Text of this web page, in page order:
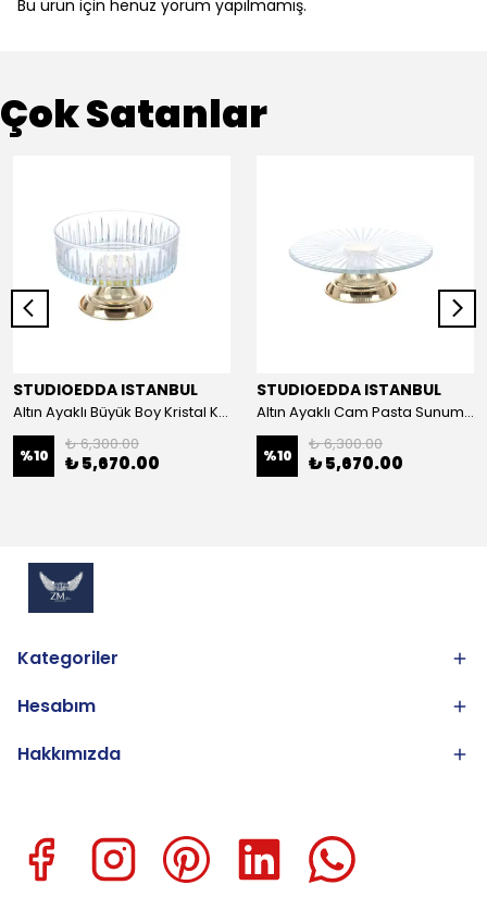
Bu ürün için henüz yorum yapılmamış.
Çok Satanlar
STUDIOEDDA ISTANBUL
Altın Ayaklı Büyük Boy Kristal Kase 25cm
%10
₺ 6,300.00
₺ 5,670.00
STUDIOEDDA ISTANBUL
Altın Ayaklı Cam Pasta Sunum 30cm
%10
₺ 6,300.00
₺ 5,670.00
Kategoriler
Hesabım
Hakkımızda